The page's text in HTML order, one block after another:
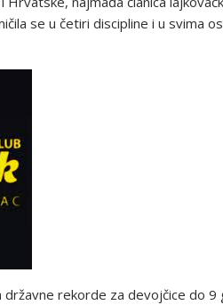
se u četiri discipline i u svima
državne rekorde za devojčice do